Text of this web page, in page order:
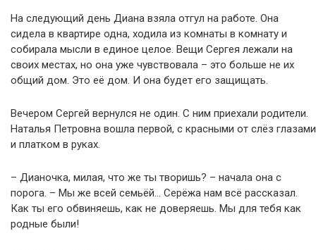
На следующий день Диана взяла отгул на работе. Она
сидела в квартире одна, ходила из комнаты в комнату и
собирала мысли в единое целое. Вещи Сергея лежали на
своих местах, но она уже чувствовала – это больше не их
общий дом. Это её дом. И она будет его защищать.
Вечером Сергей вернулся не один. С ним приехали родители.
Наталья Петровна вошла первой, с красными от слёз глазами
и платком в руках.
– Дианочка, милая, что же ты творишь? – начала она с
порога. – Мы же всей семьёй… Серёжа нам всё рассказал.
Как ты его обвиняешь, как не доверяешь. Мы для тебя как
родные были!